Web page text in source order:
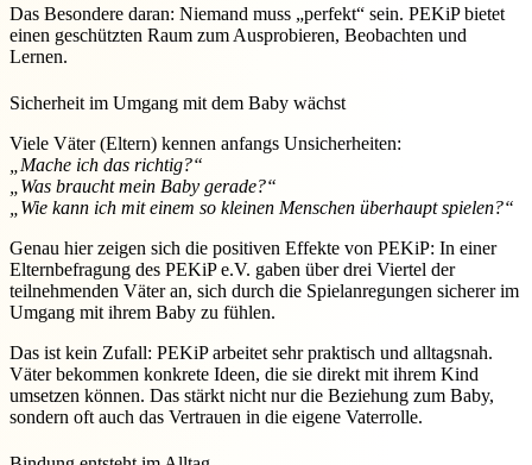
Das Besondere daran: Niemand muss „perfekt“ sein. PEKiP bietet
einen geschützten Raum zum Ausprobieren, Beobachten und
Lernen.
Sicherheit im Umgang mit dem Baby wächst
Viele Väter (Eltern) kennen anfangs Unsicherheiten:
„Mache ich das richtig?“
„Was braucht mein Baby gerade?“
„Wie kann ich mit einem so kleinen Menschen überhaupt spielen?“
Genau hier zeigen sich die positiven Effekte von PEKiP: In einer
Elternbefragung des PEKiP e.V. gaben über drei Viertel der
teilnehmenden Väter an, sich durch die Spielanregungen sicherer im
Umgang mit ihrem Baby zu fühlen.
Das ist kein Zufall: PEKiP arbeitet sehr praktisch und alltagsnah.
Väter bekommen konkrete Ideen, die sie direkt mit ihrem Kind
umsetzen können. Das stärkt nicht nur die Beziehung zum Baby,
sondern oft auch das Vertrauen in die eigene Vaterrolle.